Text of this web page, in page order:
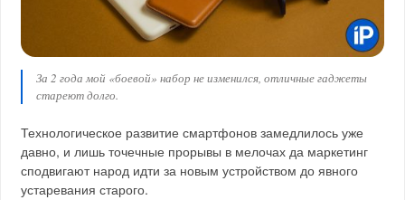
За 2 года мой «боевой» набор не изменился, отличные гаджеты
стареют долго.
Технологическое развитие смартфонов замедлилось уже
давно, и лишь точечные прорывы в мелочах да маркетинг
сподвигают народ идти за новым устройством до явного
устаревания старого.